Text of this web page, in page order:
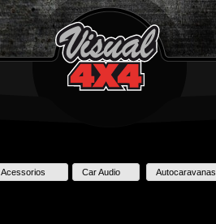
Acessorios Car Audio Autocaravanas